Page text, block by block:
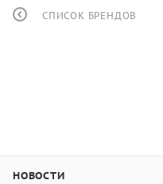
СПИСОК БРЕНДОВ
НОВОСТИ